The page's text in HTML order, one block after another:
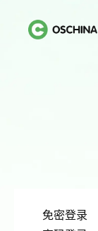
免密登录